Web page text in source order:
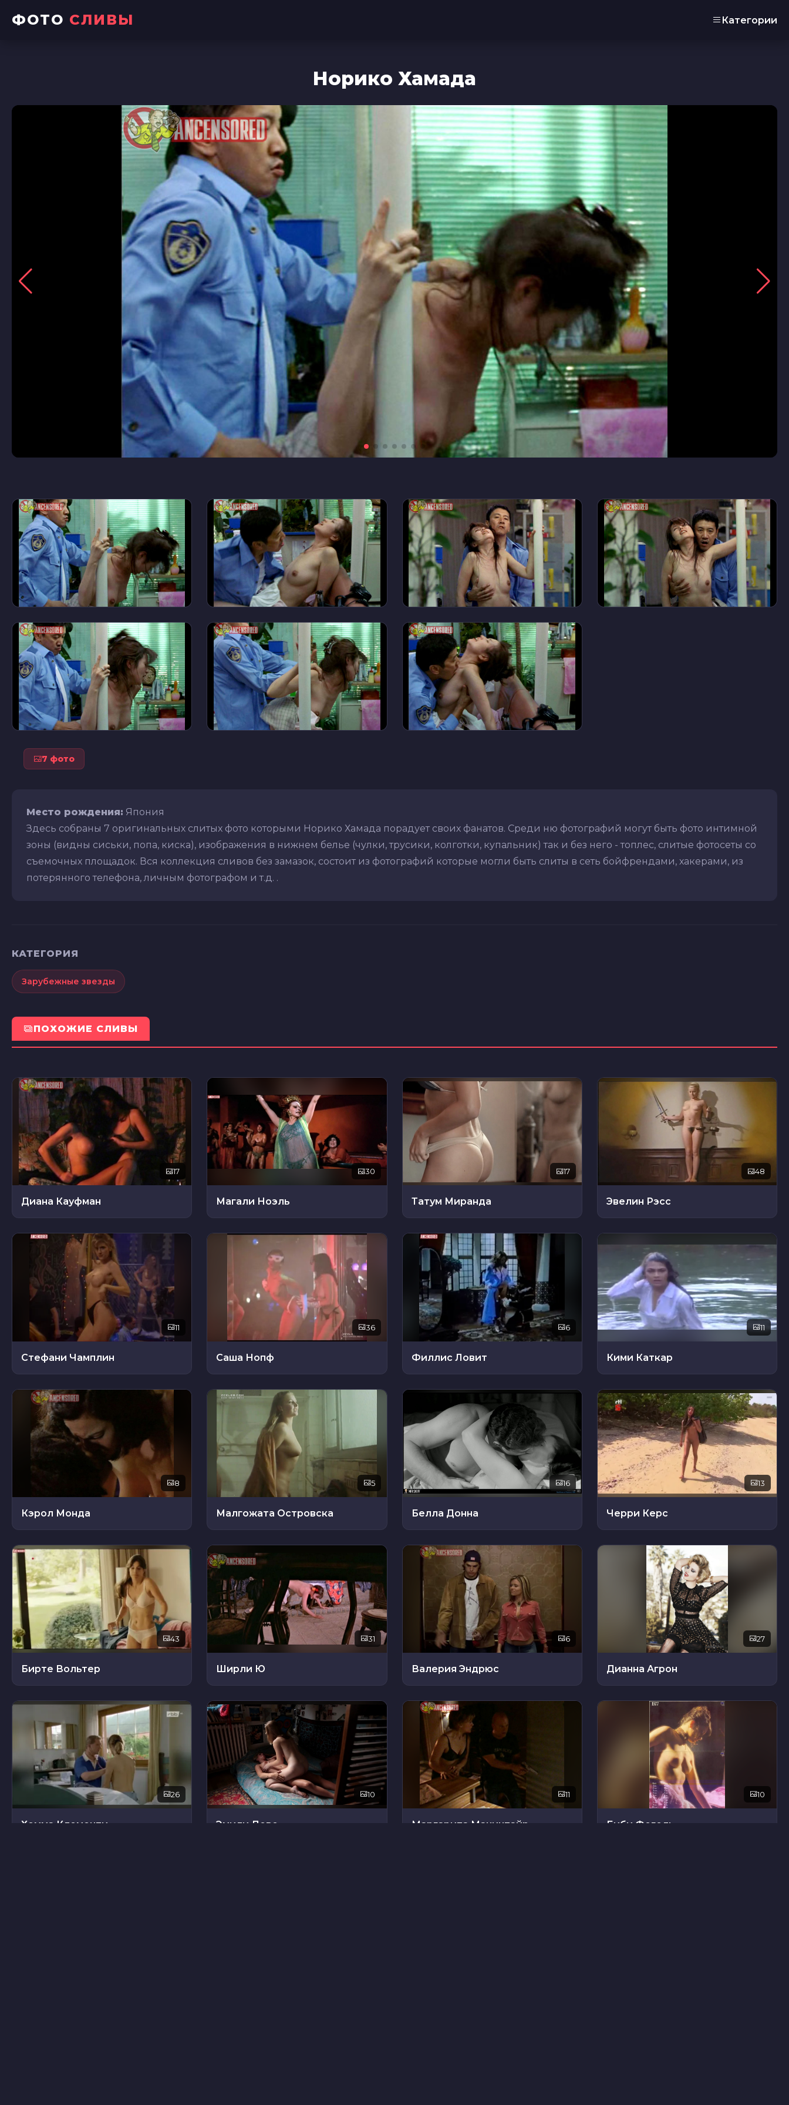
ФОТО СЛИВЫ Категории
Норико Хамада
7 фото
Место рождения: Япония
Здесь собраны 7 оригинальных слитых фото которыми Норико Хамада порадует своих фанатов. Среди ню фотографий могут быть фото интимной
зоны (видны сиськи, попа, киска), изображения в нижнем белье (чулки, трусики, колготки, купальник) так и без него - топлес, слитые фотосеты со
съемочных площадок. Вся коллекция сливов без замазок, состоит из фотографий которые могли быть слиты в сеть бойфрендами, хакерами, из
потерянного телефона, личным фотографом и т.д. .
КАТЕГОРИЯ
Зарубежные звезды
ПОХОЖИЕ СЛИВЫ
17
Диана Кауфман
30
Магали Ноэль
17
Татум Миранда
48
Эвелин Рэсс
11
Стефани Чамплин
36
Саша Нопф
6
Филлис Ловит
11
Кими Каткар
8
Кэрол Монда
5
Малгожата Островска
16
Белла Донна
13
Черри Керс
43
Бирте Вольтер
31
Ширли Ю
6
Валерия Эндрюс
27
Дианна Агрон
26
Хемма Клементи
10
Эмили Дево
11
Маргарита Макинтайр
10
Биби Фогель